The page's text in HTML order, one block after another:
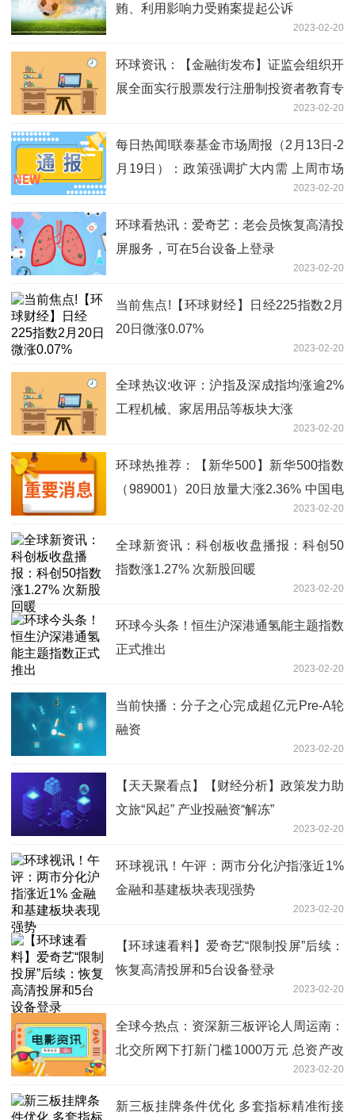
贿、利用影响力受贿案提起公诉
2023-02-20
环球资讯：【金融街发布】证监会组织开
展全面实行股票发行注册制投资者教育专
2023-02-20
每日热闻!联泰基金市场周报（2月13日-2
月19日）：政策强调扩大内需 上周市场
2023-02-20
环球看热讯：爱奇艺：老会员恢复高清投
屏服务，可在5台设备上登录
2023-02-20
当前焦点!【环球财经】日经225指数2月
20日微涨0.07%
2023-02-20
全球热议:收评：沪指及深成指均涨逾2%
工程机械、家居用品等板块大涨
2023-02-20
环球热推荐：【新华500】新华500指数
（989001）20日放量大涨2.36% 中国电
2023-02-20
全球新资讯：科创板收盘播报：科创50
指数涨1.27% 次新股回暖
2023-02-20
环球今头条！恒生沪深港通氢能主题指数
正式推出
2023-02-20
当前快播：分子之心完成超亿元Pre-A轮
融资
2023-02-20
【天天聚看点】【财经分析】政策发力助
文旅“风起” 产业投融资“解冻”
2023-02-20
环球视讯！午评：两市分化沪指涨近1%
金融和基建板块表现强势
2023-02-20
【环球速看料】爱奇艺“限制投屏”后续：
恢复高清投屏和5台设备登录
2023-02-20
全球今热点：资深新三板评论人周运南：
北交所网下打新门槛1000万元 总资产改
2023-02-20
新三板挂牌条件优化 多套指标精准衔接